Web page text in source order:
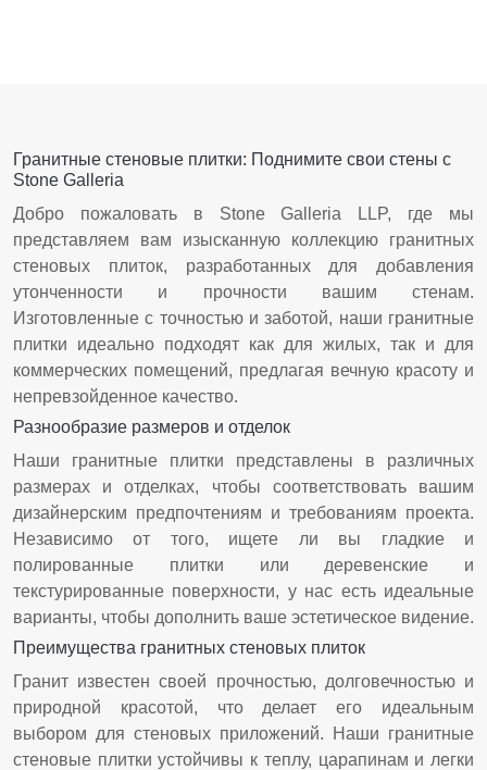
Гранитные стеновые плитки: Поднимите свои стены с
Stone Galleria
Добро пожаловать в Stone Galleria LLP, где мы
представляем вам изысканную коллекцию гранитных
стеновых плиток, разработанных для добавления
утонченности и прочности вашим стенам.
Изготовленные с точностью и заботой, наши гранитные
плитки идеально подходят как для жилых, так и для
коммерческих помещений, предлагая вечную красоту и
непревзойденное качество.
Разнообразие размеров и отделок
Наши гранитные плитки представлены в различных
размерах и отделках, чтобы соответствовать вашим
дизайнерским предпочтениям и требованиям проекта.
Независимо от того, ищете ли вы гладкие и
полированные плитки или деревенские и
текстурированные поверхности, у нас есть идеальные
варианты, чтобы дополнить ваше эстетическое видение.
Преимущества гранитных стеновых плиток
Гранит известен своей прочностью, долговечностью и
природной красотой, что делает его идеальным
выбором для стеновых приложений. Наши гранитные
стеновые плитки устойчивы к теплу, царапинам и легки